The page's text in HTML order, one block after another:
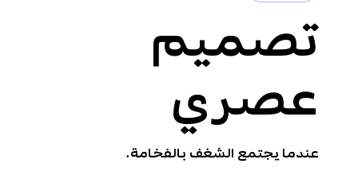
تصميم
عصري
عندما يجتمع الشغف بالفخامة.